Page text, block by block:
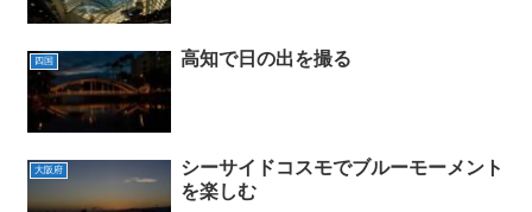
四国 高知で日の出を撮る
大阪府
シーサイドコスモでブルーモーメント
を楽しむ